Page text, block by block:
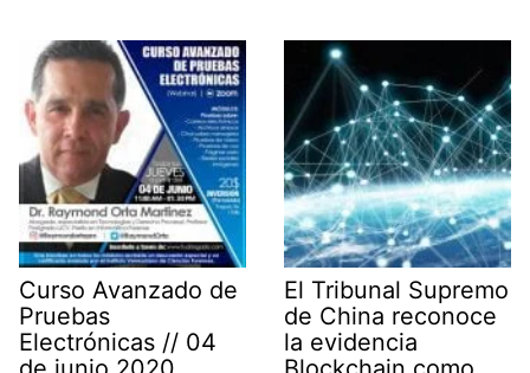
Curso Avanzado de
Pruebas
Electrónicas // 04
El Tribunal Supremo
de China reconoce
la evidencia